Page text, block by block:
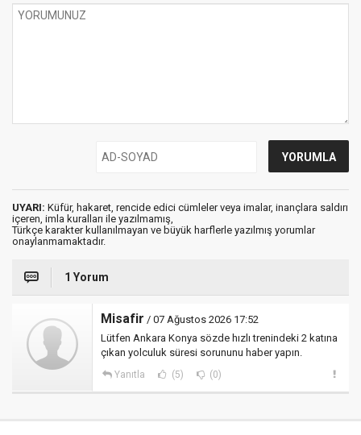
UYARI: Küfür, hakaret, rencide edici cümleler veya imalar, inançlara saldırı
içeren, imla kuralları ile yazılmamış,
Türkçe karakter kullanılmayan ve büyük harflerle yazılmış yorumlar
onaylanmamaktadır.
1 Yorum
Misafir / 07 Ağustos 2026 17:52
Lütfen Ankara Konya sözde hızlı trenindeki 2 katına
çıkan yolculuk süresi sorununu haber yapın.
Yanıtla (5) (0)